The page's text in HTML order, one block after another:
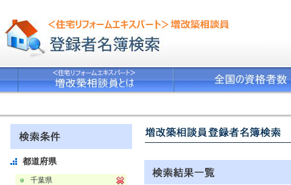
都道府県
千葉県